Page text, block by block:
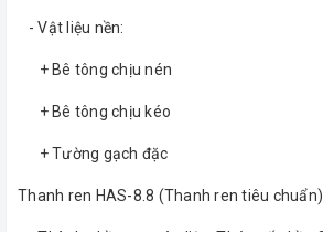
- Vật liệu nền:
+ Bê tông chịu nén
+ Bê tông chịu kéo
+ Tường gạch đặc
Thanh ren HAS-8.8 (Thanh ren tiêu chuẩn)